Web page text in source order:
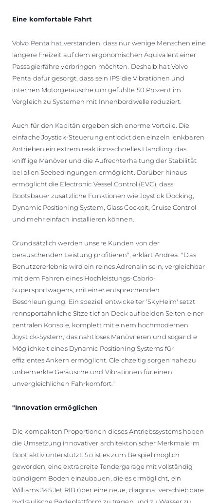
Eine komfortable Fahrt
Volvo Penta hat verstanden, dass nur wenige Menschen eine
längere Freizeit auf dem ergonomischen Äquivalent einer
Passagierfähre verbringen möchten. Deshalb hat Volvo
Penta dafür gesorgt, dass sein IPS die Vibrationen und
internen Motorgeräusche um gefühlte 50 Prozent im
Vergleich zu Systemen mit Innenbordwelle reduziert.
Auch für den Kapitän ergeben sich enorme Vorteile. Die
einfache Joystick-Steuerung entlockt den einzeln lenkbaren
Antrieben ein extrem reaktionsschnelles Handling, das
knifflige Manöver und die Aufrechterhaltung der Stabilität
bei allen Seebedingungen ermöglicht. Darüber hinaus
ermöglicht die Electronic Vessel Control (EVC), dass
Bootsbauer zusätzliche Funktionen wie Joystick Docking,
Dynamic Positioning System, Glass Cockpit, Cruise Control
und mehr einfach installieren können.
Grundsätzlich werden unsere Kunden von der
berauschenden Leistung profitieren", erklärt Andrea. "Das
Benutzererlebnis wird ein reines Adrenalin sein, vergleichbar
mit dem Fahren eines Hochleistungs-Cabrio-
Supersportwagens, mit einer entsprechenden
Beschleunigung. Ein speziell entwickelter 'SkyHelm' setzt
rennsportähnliche Sitze tief an Deck auf beiden Seiten einer
zentralen Konsole, komplett mit einem hochmodernen
Joystick-System, das nahtloses Manövrieren und sogar die
Möglichkeit eines Dynamic Positioning Systems für
effizientes Ankern ermöglicht. Gleichzeitig sorgen nahezu
unbemerkte Geräusche und Vibrationen für einen
unvergleichlichen Fahrkomfort."
"Innovation ermöglichen
Die kompakten Proportionen dieses Antriebssystems haben
die Umsetzung innovativer architektonischer Merkmale im
Boot aktiv unterstützt. So ist es zum Beispiel möglich
geworden, eine extrabreite Tendergarage mit vollständig
bündigem Boden einzubauen, die es ermöglicht, ein
Williams 345 Jet RIB über eine neue, diagonal verschiebbare
hydraulische Badeplattform zu tragen und zu Wasser zu